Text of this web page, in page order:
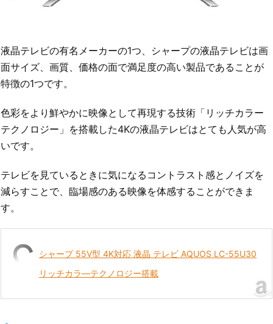
液晶テレビの有名メーカーの1つ、シャープの液晶テレビは画
面サイズ、画質、価格の面で満足度の高い製品であることが
特徴の1つです。
色彩をより鮮やかに映像として再現する技術「リッチカラー
テクノロジー」を搭載した4Kの液晶テレビはとても人気が高
いです。
テレビを見ているときに気になるコントラスト感とノイズを
減らすことで、臨場感のある映像を体感することができま
す。
シャープ 55V型 4K対応 液晶 テレビ AQUOS LC-55U30
リッチカラ―テクノロジー搭載